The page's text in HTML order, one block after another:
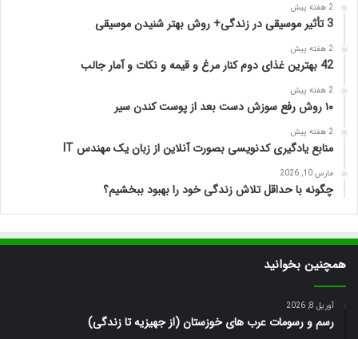
2 هفته پیش
3 تأثیر موسیقی در زندگی+ روش بهتر شنیدن موسیقی
2 هفته پیش
42 بهترین غذای دوم کنار مرغ و قیمه و نکات و آمار جالب
2 هفته پیش
۱۰ روش رفع سوزش دست بعد از پوست کندن سیر
2 هفته پیش
منابع یادگیری کدنویسی بصورت آنلاین از زبان یک مهندس IT
مارس 10, 2026
چگونه با حداقل تلاش زندگی خود را بهبود ببخشیم؟
همچنین بخوانید
آوریل 8, 2026
رسم و رسومات عرب های خوزستان (از جهیزیه تا زندگی)